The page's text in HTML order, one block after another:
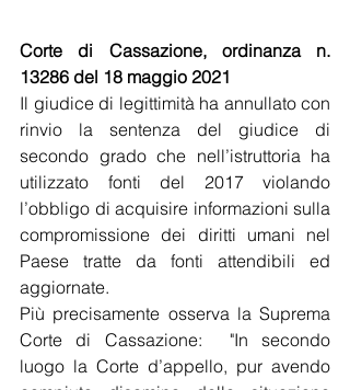
Corte di Cassazione, ordinanza n.
13286 del 18 maggio 2021
Il giudice di legittimità ha annullato con
rinvio la sentenza del giudice di
secondo grado che nell’istruttoria ha
utilizzato fonti del 2017 violando
l’obbligo di acquisire informazioni sulla
compromissione dei diritti umani nel
Paese tratte da fonti attendibili ed
aggiornate.
Più precisamente osserva la Suprema
Corte di Cassazione:  "In secondo
luogo la Corte d’appello, pur avendo